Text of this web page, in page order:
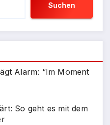
Suchen
Alarm: “Im Moment
So geht es mit dem